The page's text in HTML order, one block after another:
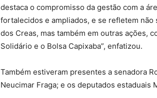
destaca o compromisso da gestão com a
fortalecidos e ampliados, e se refletem
dos Creas, mas também em outras ações,
Solidário e o Bolsa Capixaba”, enfatizou.
Também estiveram presentes a senadora
Neucimar Fraga; e os deputados estaduais